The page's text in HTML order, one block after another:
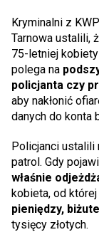
Kryminalni z
Tarnowa ustalili,
75-letniej
polega na
policjanta czy
aby nakłonić
danych do konta
Policjanci ustalili
patrol. Gdy
właśnie
kobieta, od której
pieniędzy,
tysięcy złotych.